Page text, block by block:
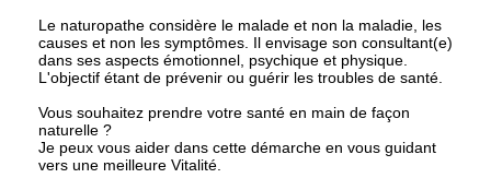
Le naturopathe considère le malade et non la maladie, les
causes et non les symptômes. Il envisage son consultant(e)
dans ses aspects émotionnel, psychique et physique.
L'objectif étant de prévenir ou guérir les troubles de santé.
Vous souhaitez prendre votre santé en main de façon
naturelle ?
Je peux vous aider dans cette démarche en vous guidant
vers une meilleure Vitalité.